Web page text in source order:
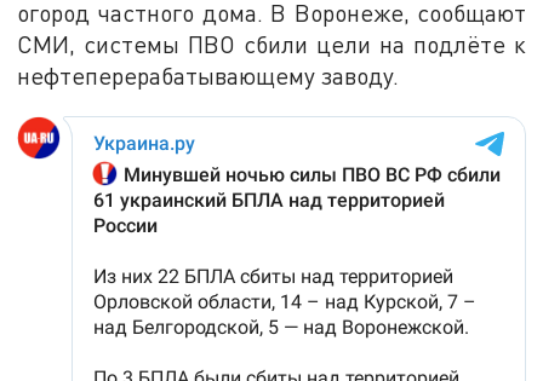
огород частного дома. В Воронеже, сообщают
СМИ, системы ПВО сбили цели на подлёте к
нефтеперерабатывающему заводу.